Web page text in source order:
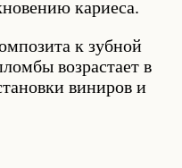
кариеса.
к зубной
возрастает в
виниров и